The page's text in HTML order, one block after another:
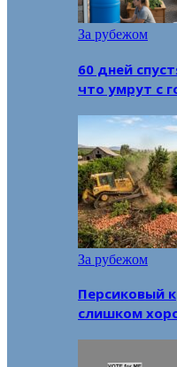
За рубежом
60 дней
что умрут с
За рубежом
Персиковый
слишком